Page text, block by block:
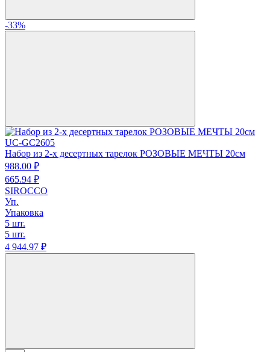
-33%
UC-GC2605
Набор из 2-х десертных тарелок РОЗОВЫЕ МЕЧТЫ 20см
988.00 ₽
665.94 ₽
SIROCCO
Уп.
Упаковка
5 шт.
5 шт.
4 944.97 ₽